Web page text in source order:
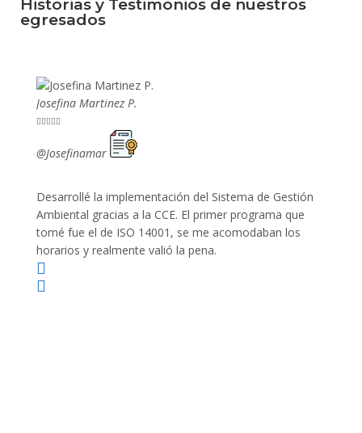
Historias y Testimonios de nuestros
egresados
Josefina Martinez P.

@Josefinamar
Desarrollé la implementación del Sistema de Gestión
Ambiental gracias a la CCE. El primer programa que
tomé fue el de ISO 14001, se me acomodaban los
horarios y realmente valió la pena.